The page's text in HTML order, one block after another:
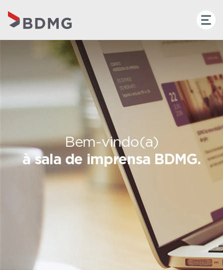
Bem-vindo(a)
à sala de imprensa BDMG.